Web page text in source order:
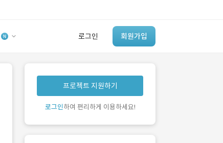
로그인 회원가입
유사사례 검색 AI
‘이런 거’ 만들어본
개발 회사 있어?
프로젝트 지원하기
로그인하여 편리하게 이용하세요!